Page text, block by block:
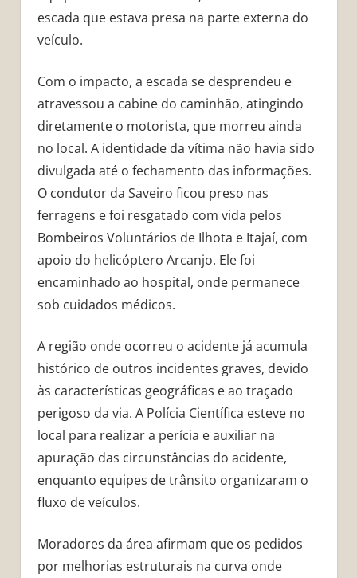
escada que estava presa na parte externa do
veículo.
Com o impacto, a escada se desprendeu e
atravessou a cabine do caminhão, atingindo
diretamente o motorista, que morreu ainda
no local. A identidade da vítima não havia sido
divulgada até o fechamento das informações.
O condutor da Saveiro ficou preso nas
ferragens e foi resgatado com vida pelos
Bombeiros Voluntários de Ilhota e Itajaí, com
apoio do helicóptero Arcanjo. Ele foi
encaminhado ao hospital, onde permanece
sob cuidados médicos.
A região onde ocorreu o acidente já acumula
histórico de outros incidentes graves, devido
às características geográficas e ao traçado
perigoso da via. A Polícia Científica esteve no
local para realizar a perícia e auxiliar na
apuração das circunstâncias do acidente,
enquanto equipes de trânsito organizaram o
fluxo de veículos.
Moradores da área afirmam que os pedidos
por melhorias estruturais na curva onde